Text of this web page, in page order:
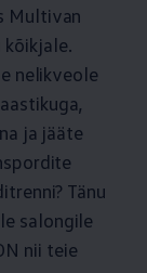
Multivan
nelikveole
ja jääte
Tänu
salongile
nii teie